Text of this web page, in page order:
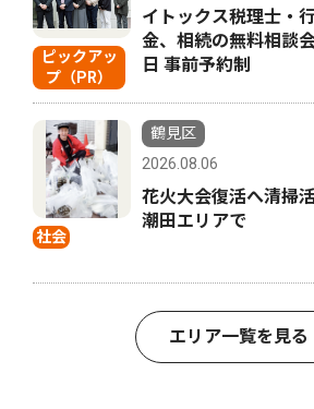
ピックアッ
プ（PR）
イトックス税理士・
金、相続の無料相談
日 事前予約制
社会
鶴見区
2026.08.06
花火大会復活へ清掃
潮田エリアで
エリア一覧を見る